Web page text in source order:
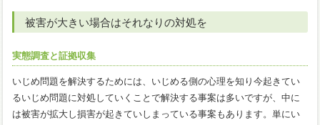
被害が大きい場合はそれなりの対処を
実態調査と証拠収集
いじめ問題を解決するためには、いじめる側の心理を知り今起きてい
るいじめ問題に対処していくことで解決する事案は多いですが、中に
は被害が拡大し損害が起きていしまっている事案もあります。単にい